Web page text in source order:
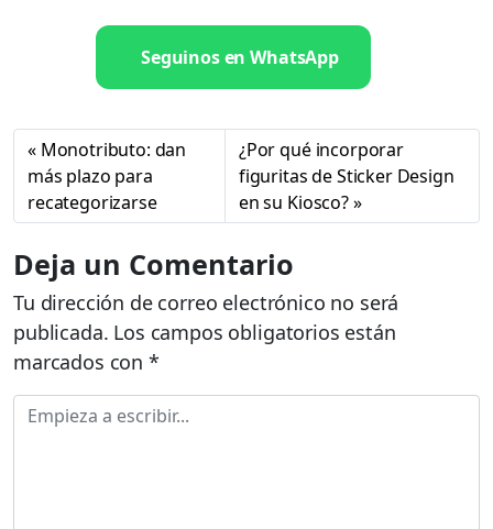
Seguinos en WhatsApp
Monotributo: dan
más plazo para
recategorizarse
¿Por qué incorporar
figuritas de Sticker Design
en su Kiosco?
Deja un Comentario
Tu dirección de correo electrónico no será
publicada. Los campos obligatorios están
marcados con *